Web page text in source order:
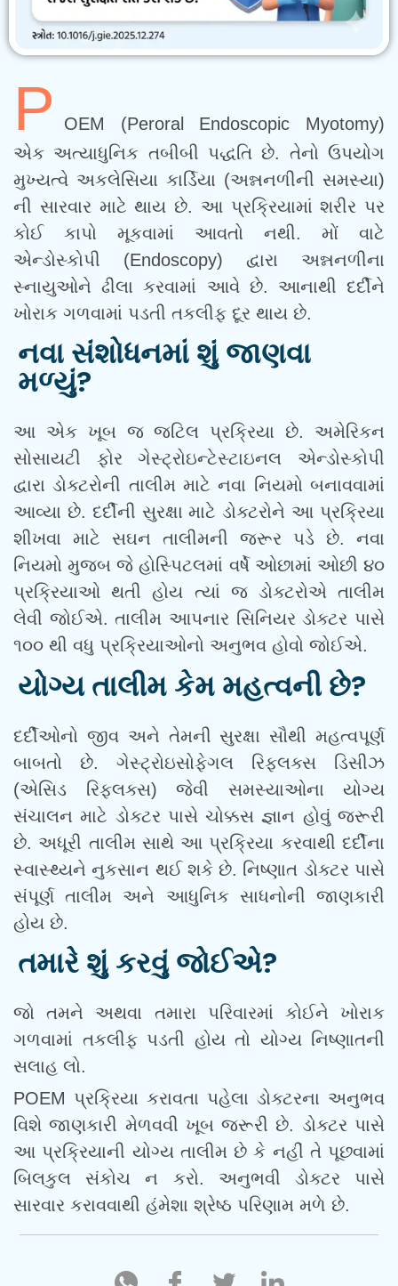
P
OEM (Peroral Endoscopic Myotomy)
એક અત્યાધુનિક તબીબી પદ્ધતિ છે. તેનો ઉપયોગ
મુખ્યત્વે અકલેસિયા કાર્ડિયા (અન્નનળીની સમસ્યા)
ની સારવાર માટે થાય છે. આ પ્રક્રિયામાં શરીર પર
કોઈ કાપો મૂકવામાં આવતો નથી. મોં વાટે
એન્ડોસ્કોપી (Endoscopy) દ્વારા અન્નનળીના
સ્નાયુઓને ઢીલા કરવામાં આવે છે. આનાથી દર્દીને
ખોરાક ગળવામાં પડતી તકલીફ દૂર થાય છે.
નવા સંશોધનમાં શું જાણવા
મળ્યું?
આ એક ખૂબ જ જટિલ પ્રક્રિયા છે. અમેરિકન
સોસાયટી ફોર ગેસ્ટ્રોઇન્ટેસ્ટાઇનલ એન્ડોસ્કોપી
દ્વારા ડોક્ટરોની તાલીમ માટે નવા નિયમો બનાવવામાં
આવ્યા છે. દર્દીની સુરક્ષા માટે ડોક્ટરોને આ પ્રક્રિયા
શીખવા માટે સઘન તાલીમની જરૂર પડે છે. નવા
નિયમો મુજબ જે હોસ્પિટલમાં વર્ષે ઓછામાં ઓછી ૪૦
પ્રક્રિયાઓ થતી હોય ત્યાં જ ડોક્ટરોએ તાલીમ
લેવી જોઈએ. તાલીમ આપનાર સિનિયર ડોક્ટર પાસે
૧૦૦ થી વધુ પ્રક્રિયાઓનો અનુભવ હોવો જોઈએ.
યોગ્ય તાલીમ કેમ મહત્વની છે?
દર્દીઓનો જીવ અને તેમની સુરક્ષા સૌથી મહત્વપૂર્ણ
બાબતો છે. ગેસ્ટ્રોઇસોફેગલ રિફ્લક્સ ડિસીઝ
(એસિડ રિફ્લક્સ) જેવી સમસ્યાઓના યોગ્ય
સંચાલન માટે ડોક્ટર પાસે ચોક્કસ જ્ઞાન હોવું જરૂરી
છે. અધૂરી તાલીમ સાથે આ પ્રક્રિયા કરવાથી દર્દીના
સ્વાસ્થ્યને નુકસાન થઈ શકે છે. નિષ્ણાત ડોક્ટર પાસે
સંપૂર્ણ તાલીમ અને આધુનિક સાધનોની જાણકારી
હોય છે.
તમારે શું કરવું જોઈએ?
જો તમને અથવા તમારા પરિવારમાં કોઈને ખોરાક
ગળવામાં તકલીફ પડતી હોય તો યોગ્ય નિષ્ણાતની
સલાહ લો.
POEM પ્રક્રિયા કરાવતા પહેલા ડોક્ટરના અનુભવ
વિશે જાણકારી મેળવવી ખૂબ જરૂરી છે. ડોક્ટર પાસે
આ પ્રક્રિયાની યોગ્ય તાલીમ છે કે નહીં તે પૂછવામાં
બિલકુલ સંકોચ ન કરો. અનુભવી ડોક્ટર પાસે
સારવાર કરાવવાથી હંમેશા શ્રેષ્ઠ પરિણામ મળે છે.